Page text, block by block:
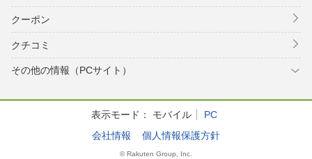
クーポン
クチコミ
その他の情報（PCサイト）
表示モード： モバイル
PC
会社情報
個人情報保護方針
© Rakuten Group, Inc.